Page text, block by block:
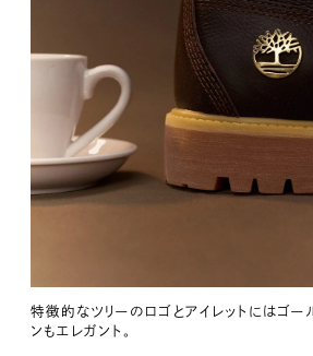
特徴的なツリーのロゴとアイレットにはゴー
ンもエレガント。